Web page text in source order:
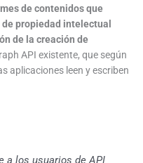
de contenidos que
propiedad intelectual
de la creación de
API existente, que según
aplicaciones leen y escriben
a los usuarios de API